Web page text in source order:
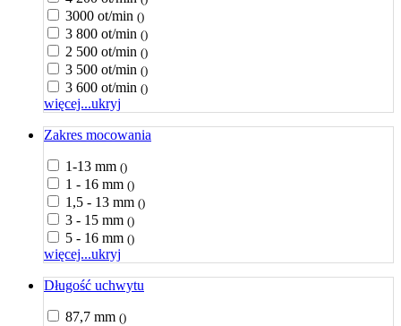
3000 ot/min ()
3 800 ot/min ()
2 500 ot/min ()
3 500 ot/min ()
3 600 ot/min ()
więcej...ukryj
Zakres mocowania
1-13 mm ()
1 - 16 mm ()
1,5 - 13 mm ()
3 - 15 mm ()
5 - 16 mm ()
więcej...ukryj
Długość uchwytu
87,7 mm ()